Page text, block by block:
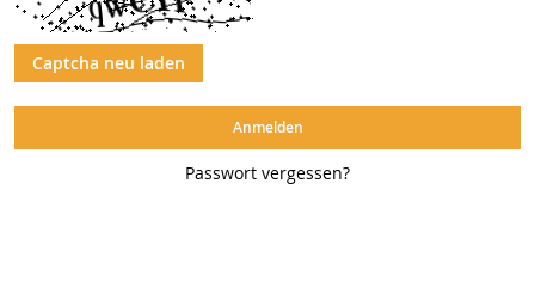
Captcha neu laden
Anmelden
Passwort vergessen?